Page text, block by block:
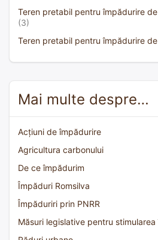
Teren pretabil pentru împădurire
(3)
Teren pretabil pentru împădurire
Mai multe despre…
Acțiuni de împădurire
Agricultura carbonului
De ce împădurim
Împăduri Romsilva
Împăduriri prin PNRR
Măsuri legislative pentru